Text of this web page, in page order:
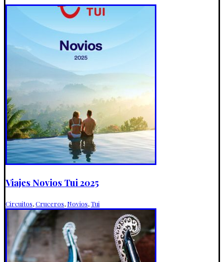
Viajes Novios Tui 2025
Circuitos,Cruceros, Novios,Tui